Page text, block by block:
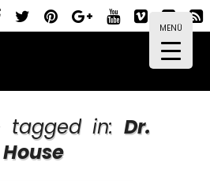
MENÜ
tagged in: Dr.
House